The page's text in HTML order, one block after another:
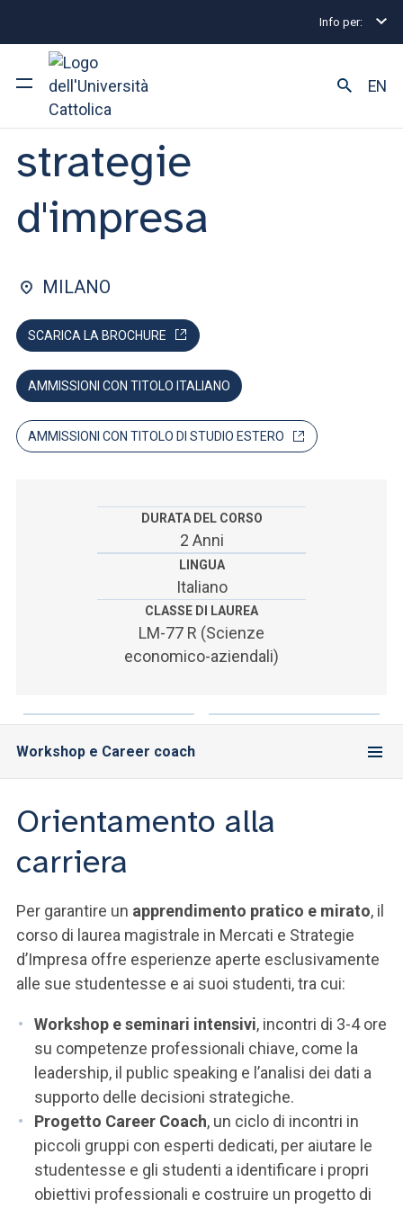
Info per:
Ateneo
Corsi di studio
Facoltà e campus
ACCEDI ALLA MAIL ICATT
SEI UN DOCENTE O UN MEMBRO DELLO STAFF
EN
Mercati e strategie d'impresa
FACOLTÀ DI: ECONOMIA
Mercati e
strategie
d'impresa
MILANO
SCARICA LA BROCHURE
AMMISSIONI CON TITOLO ITALIANO
AMMISSIONI CON TITOLO DI STUDIO ESTERO
DURATA DEL CORSO
2 Anni
LINGUA
Italiano
CLASSE DI LAUREA
LM-77 R (Scienze
economico-aziendali)
Workshop e Career coach
Orientamento alla
carriera
Per garantire un apprendimento pratico e mirato, il
corso di laurea magistrale in Mercati e Strategie
d’Impresa offre esperienze aperte esclusivamente
alle sue studentesse e ai suoi studenti, tra cui:
Workshop e seminari intensivi, incontri di 3-4 ore
su competenze professionali chiave, come la
leadership, il public speaking e l’analisi dei dati a
supporto delle decisioni strategiche.
Progetto Career Coach, un ciclo di incontri in
piccoli gruppi con esperti dedicati, per aiutare le
studentesse e gli studenti a identificare i propri
obiettivi professionali e costruire un progetto di